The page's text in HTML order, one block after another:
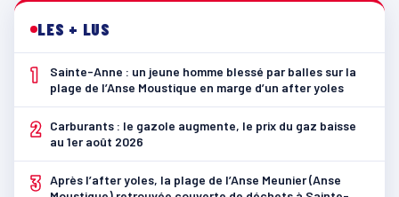
LES + LUS
1
Sainte-Anne : un jeune homme blessé par balles sur la
plage de l’Anse Moustique en marge d’un after yoles
2
Carburants : le gazole augmente, le prix du gaz baisse
au 1er août 2026
3 Après l’after yoles, la plage de l’Anse Meunier (Anse